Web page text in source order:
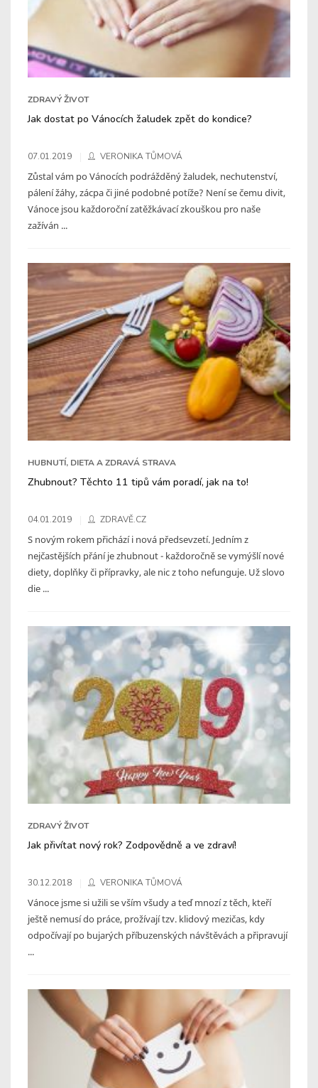
ZDRAVÝ ŽIVOT
Jak dostat po Vánocích žaludek zpět do kondice?
07.01.2019 VERONIKA TŮMOVÁ
Zůstal vám po Vánocích podrážděný žaludek, nechutenství,
pálení žáhy, zácpa či jiné podobné potíže? Není se čemu divit,
Vánoce jsou každoroční zatěžkávací zkouškou pro naše
zažíván ...
HUBNUTÍ, DIETA A ZDRAVÁ STRAVA
Zhubnout? Těchto 11 tipů vám poradí, jak na to!
04.01.2019 ZDRAVĚ.CZ
S novým rokem přichází i nová předsevzetí. Jedním z
nejčastějších přání je zhubnout - každoročně se vymýšlí nové
diety, doplňky či přípravky, ale nic z toho nefunguje. Už slovo
die ...
ZDRAVÝ ŽIVOT
Jak přivítat nový rok? Zodpovědně a ve zdraví!
30.12.2018 VERONIKA TŮMOVÁ
Vánoce jsme si užili se vším všudy a teď mnozí z těch, kteří
ještě nemusí do práce, prožívají tzv. klidový mezičas, kdy
odpočívají po bujarých příbuzenských návštěvách a připravují
...